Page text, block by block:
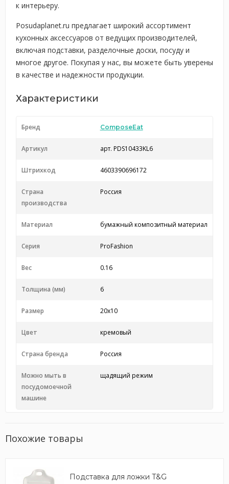
к интерьеру.
Posudaplanet.ru предлагает широкий ассортимент
кухонных аксессуаров от ведущих производителей,
включая подставки, разделочные доски, посуду и
многое другое. Покупая у нас, вы можете быть уверены
в качестве и надежности продукции.
Характеристики
Бренд ComposeEat
Артикул арт. PDS10433KL6
Штрихкод 4603390696172
Страна
производства
Россия
Материал бумажный композитный материал
Серия ProFashion
Вес 0.16
Толщина (мм) 6
Размер 20x10
Цвет кремовый
Страна бренда Россия
Можно мыть в
посудомоечной
машине
щадящий режим
Похожие товары
Подставка для ложки T&G